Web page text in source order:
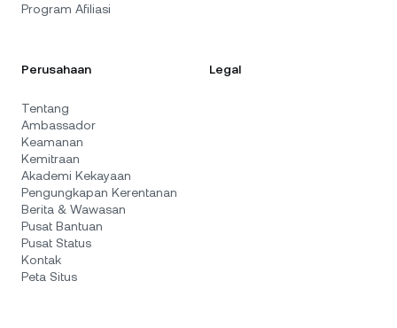
Program Afiliasi
Perusahaan
Tentang
Ambassador
Keamanan
Kemitraan
Akademi Kekayaan
Pengungkapan Kerentanan
Berita & Wawasan
Pusat Bantuan
Pusat Status
Kontak
Peta Situs
Legal